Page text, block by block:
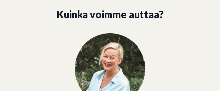
Kuinka voimme auttaa?